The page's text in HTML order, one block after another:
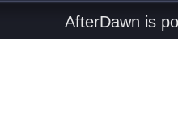
AfterDawn is